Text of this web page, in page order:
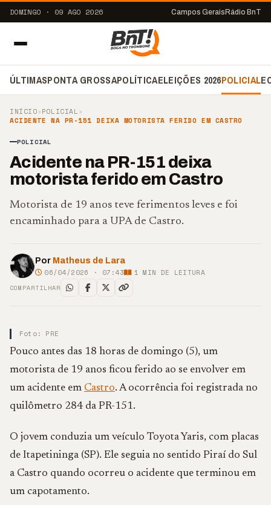
DOMINGO · 09 AGO 2026 Campos Gerais Rádio BnT
ÚLTIMASPONTA GROSSAPOLÍTICAELEIÇÕES 2026POLICIAL
INÍCIO›POLICIAL ›
ACIDENTE NA PR-151 DEIXA MOTORISTA FERIDO EM CASTRO
POLICIAL
Acidente na PR-151 deixa
motorista ferido em Castro
Motorista de 19 anos teve ferimentos leves e foi
encaminhado para a UPA de Castro.
Por Matheus de Lara
06/04/2026 · 07:43 1 MIN DE LEITURA
COMPARTILHAR
Foto: PRE
Pouco antes das 18 horas de domingo (5), um
motorista de 19 anos ficou ferido ao se envolver em
um acidente em Castro. A ocorrência foi registrada no
quilômetro 284 da PR-151.
O jovem conduzia um veículo Toyota Yaris, com placas
de Itapetininga (SP). Ele seguia no sentido Piraí do Sul
a Castro quando ocorreu o acidente que terminou em
um capotamento.